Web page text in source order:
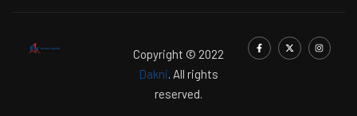
Copyright © 2022
Dakni. All rights
reserved.